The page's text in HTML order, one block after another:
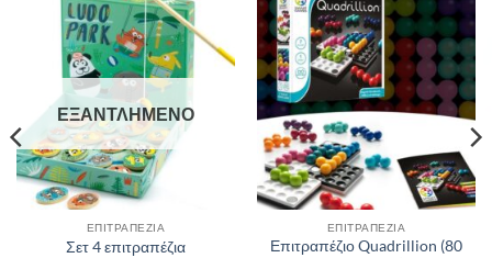
ΕΞΑΝΤΛΗΜΈΝΟ
ΕΠΙΤΡΑΠΈΖΙΑ
Σετ 4 επιτραπέζια
ΕΠΙΤΡΑΠΈΖΙΑ
Επιτραπέζιο Quadrillion (80